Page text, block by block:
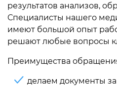
результатов анализов,
Специалисты нашего
имеют большой опыт
решают любые вопросы
Преимущества
делаем документы